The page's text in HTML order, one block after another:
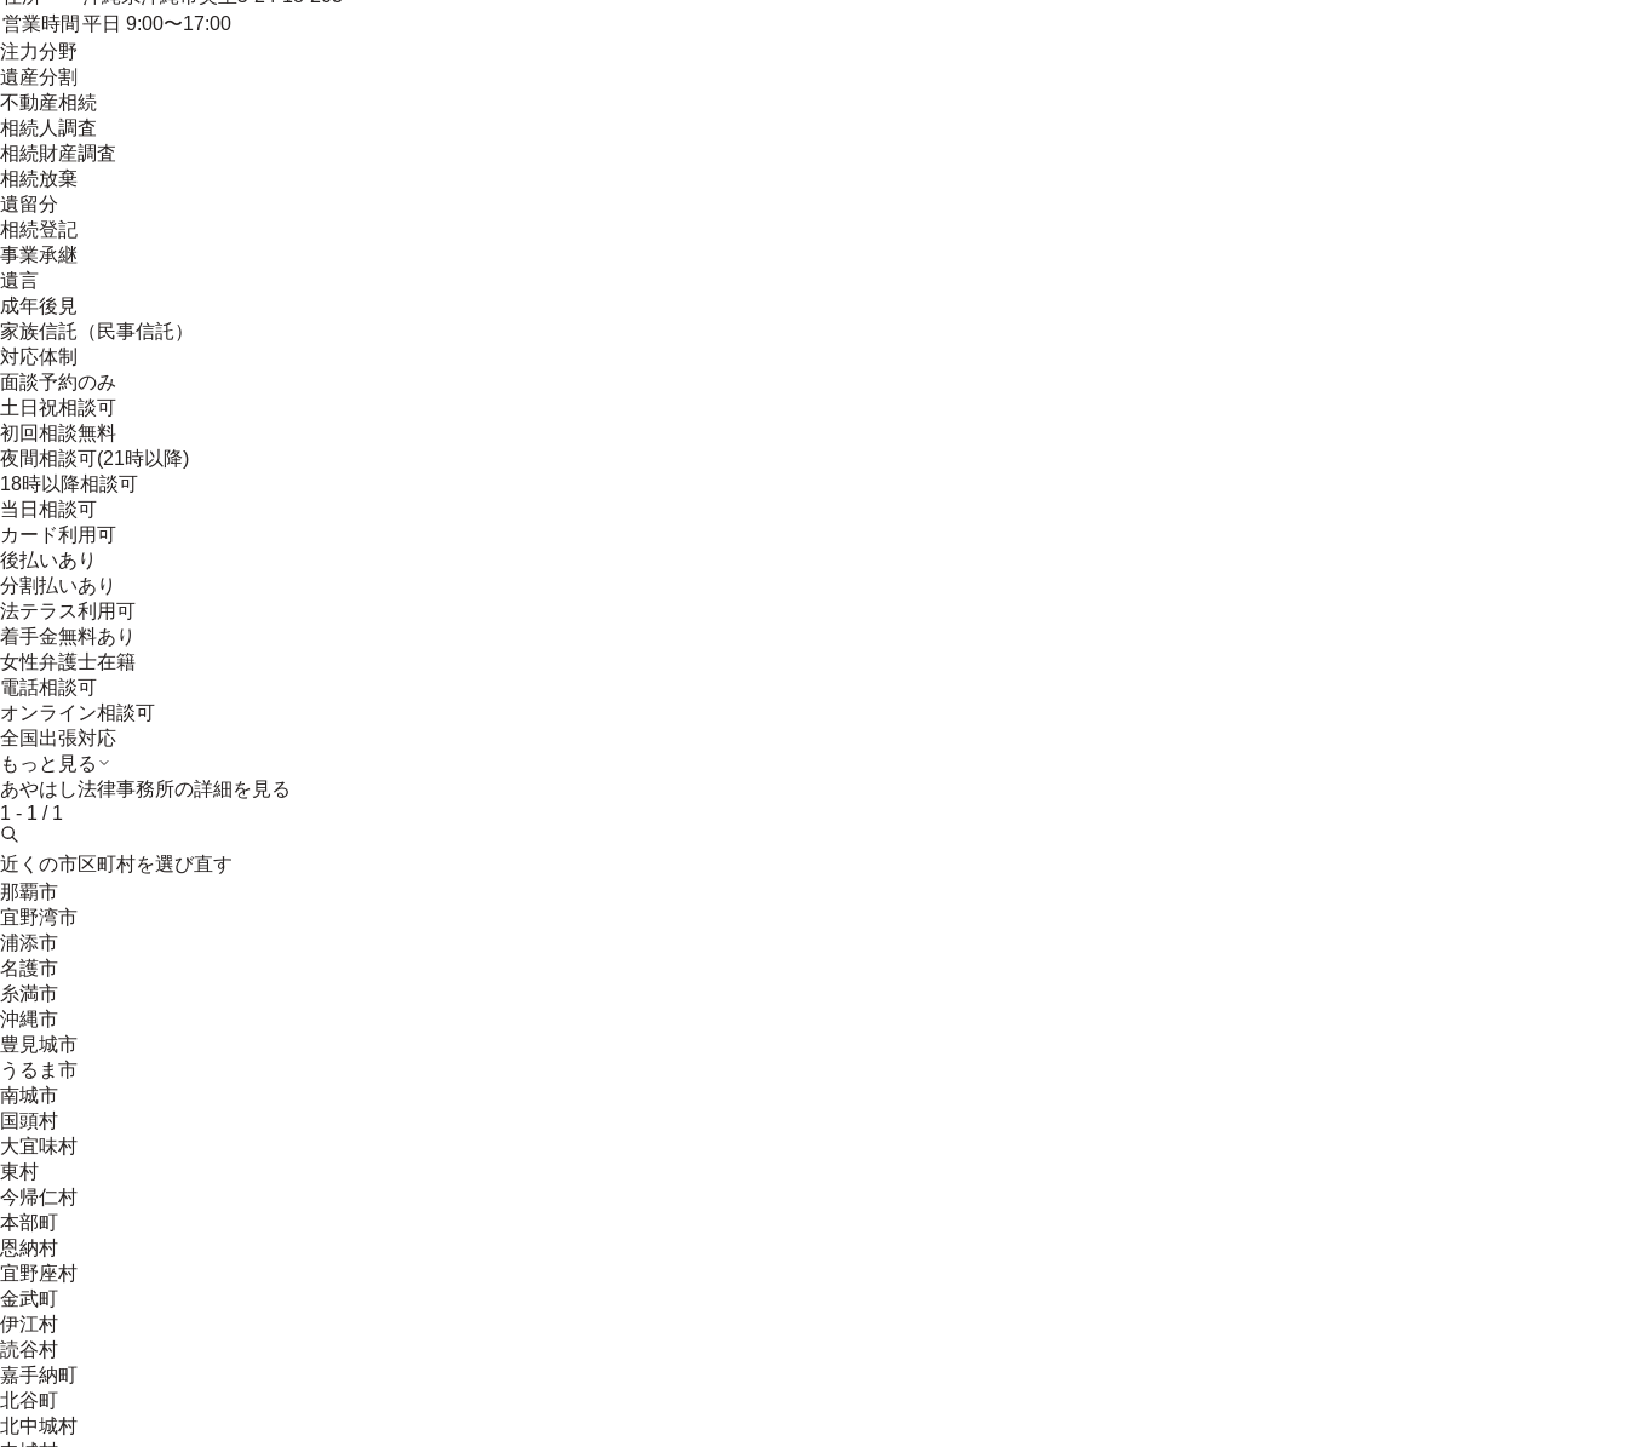
営業時間 平日 9:00〜17:00
注力分野
遺産分割
不動産相続
相続人調査
相続財産調査
相続放棄
遺留分
相続登記
事業承継
遺言
成年後見
家族信託（民事信託）
対応体制
面談予約のみ
土日祝相談可
初回相談無料
夜間相談可(21時以降)
18時以降相談可
当日相談可
カード利用可
後払いあり
分割払いあり
法テラス利用可
着手金無料あり
女性弁護士在籍
電話相談可
オンライン相談可
全国出張対応
もっと見る
あやはし法律事務所の詳細を見る
1 - 1 / 1
近くの市区町村を選び直す
那覇市
宜野湾市
浦添市
名護市
糸満市
沖縄市
豊見城市
うるま市
南城市
国頭村
大宜味村
東村
今帰仁村
本部町
恩納村
宜野座村
金武町
伊江村
読谷村
嘉手納町
北谷町
北中城村